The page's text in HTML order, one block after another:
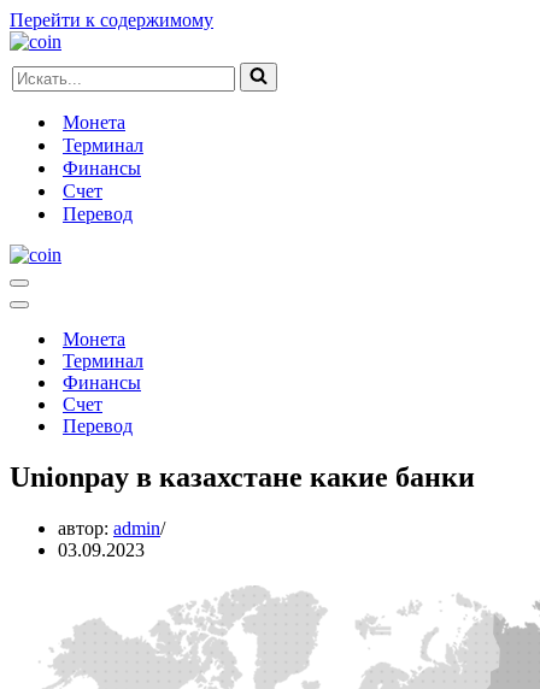
Перейти к содержимому
Искать...
Монета
Терминал
Финансы
Счет
Перевод
Меню
навигации
Меню
навигацииМонета
Терминал
Финансы
Счет
Перевод
Unionpay в казахстане какие банки
автор: admin
03.09.2023